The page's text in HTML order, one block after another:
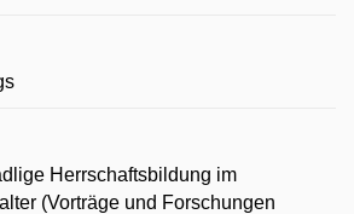
Herrschaftsbildung im
(Vorträge und Forschungen